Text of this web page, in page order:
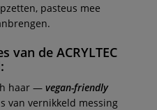
pasteus mee
van de ACRYLTEC
haar — vegan-friendly
van vernikkeld messing